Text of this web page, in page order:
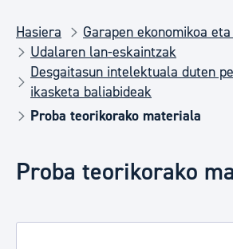
Hasiera
Garapen ekonomikoa
Udalaren lan-eskaintzak
Desgaitasun intelektuala duten
ikasketa baliabideak
Proba teorikorako materiala
Proba teorikorako